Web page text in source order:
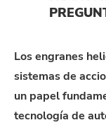
Los engranes
sistemas de
un papel
tecnología de